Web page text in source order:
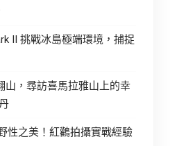
II 挑戰冰島極端環境，捕捉
山，尋訪喜馬拉雅山上的幸
性之美！紅鸛拍攝實戰經驗